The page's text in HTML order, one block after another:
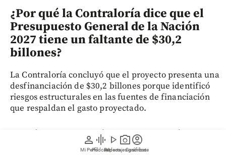
person
Mi Perfil
graphic_eq
Pódcast
play_arrow
Videos
photo_camera
Reportajes gráficos
account_circle
Suscríbete
¿Por qué la Contraloría dice que el
Presupuesto General de la Nación
2027 tiene un faltante de $30,2
billones?
La Contraloría concluyó que el proyecto presenta una
desfinanciación de $30,2 billones porque identificó
riesgos estructurales en las fuentes de financiación
que respaldan el gasto proyectado.
¿Qué recomendó la Contraloría al
Congreso sobre el presupuesto de